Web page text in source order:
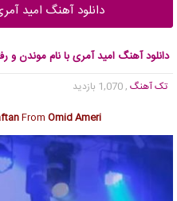
دانلود آهنگ امید
دانلود آهنگ امید آمری با نام موندن و
تک آهنگ , 1,070 بازدید
From Omid Ameri